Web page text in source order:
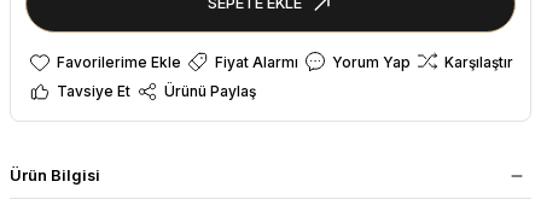
Fiyat Alarmı Yorum Yap
Karşılaştır
Tavsiye Et
Ürünü Paylaş
Ürün Bilgisi